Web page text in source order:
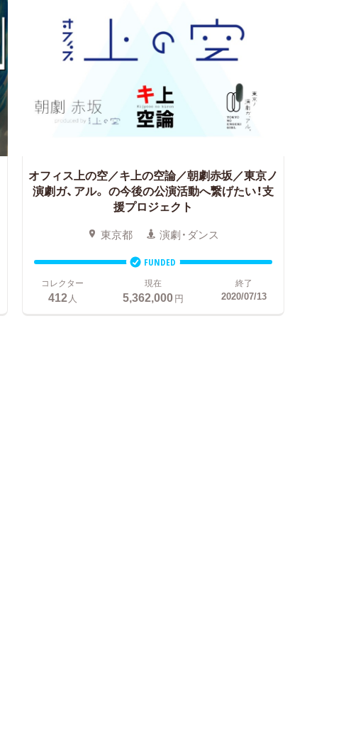
オフィス上の空／キ上の空論／朝劇赤坂／東京ノ
演劇ガ、アル。 の今後の公演活動へ繋げたい！支
援プロジェクト
東京都 演劇・ダンス
FUNDED
コレクター
412人
現在
5,362,000円
終了
2020/07/13